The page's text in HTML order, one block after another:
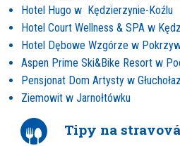
Hotel Hugo w Kędzierzynie-Koźlu
Hotel Court Wellness & SPA w
Hotel Dębowe Wzgórze w
Aspen Prime Ski&Bike Resort w
Pensjonat Dom Artysty w
Ziemowit w Jarnołtówku
Tipy na